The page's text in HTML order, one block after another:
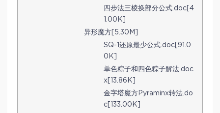
四步法三棱换部分公式.doc[4
1.00K]
异形魔方[5.30M]
SQ-1还原最少公式.doc[91.0
0K]
单色粽子和四色粽子解法.doc
x[13.86K]
金字塔魔方Pyraminx转法.do
c[133.00K]